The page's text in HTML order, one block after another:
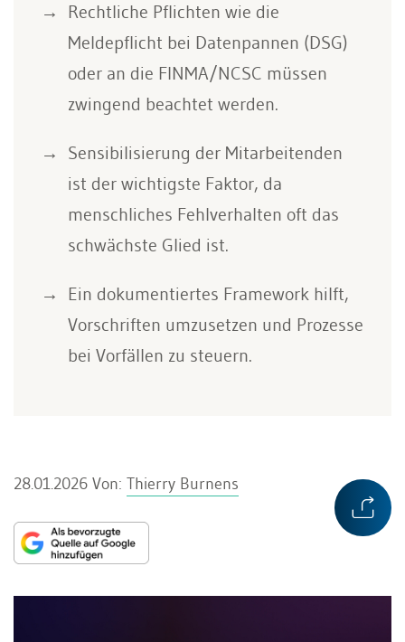
Rechtliche Pflichten wie die
Meldepflicht bei Datenpannen (DSG)
oder an die FINMA/NCSC müssen
zwingend beachtet werden.
Sensibilisierung der Mitarbeitenden
ist der wichtigste Faktor, da
menschliches Fehlverhalten oft das
schwächste Glied ist.
Ein dokumentiertes Framework hilft,
Vorschriften umzusetzen und Prozesse
bei Vorfällen zu steuern.
28.01.2026 Von: Thierry Burnens